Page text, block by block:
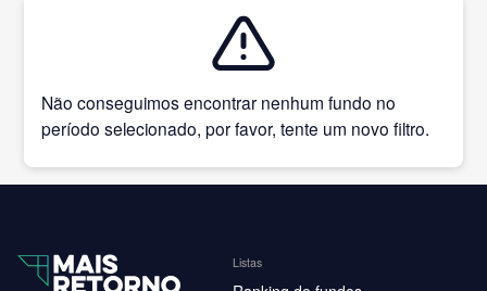
Não conseguimos encontrar nenhum fundo no
período selecionado, por favor, tente um novo filtro.
Listas